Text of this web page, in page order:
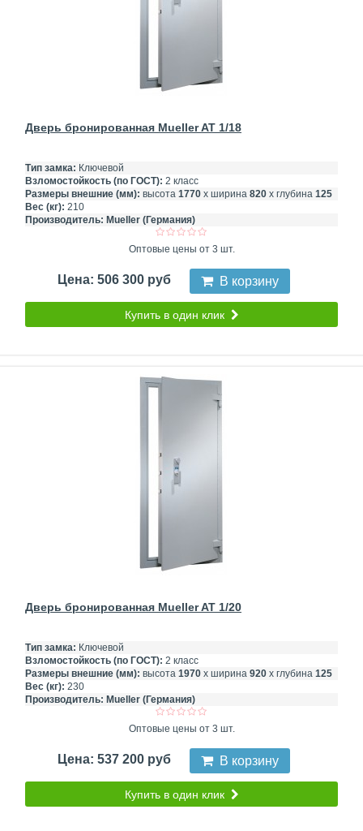
Дверь бронированная Mueller AT 1/18
Тип замка: Ключевой
Взломостойкость (по ГОСТ): 2 класс
Размеры внешние (мм): высота 1770 х ширина 820 х глубина 125
Вес (кг): 210
Производитель: Mueller (Германия)
Оптовые цены от 3 шт.
Цена: 506 300 руб В корзину
Купить в один клик
Дверь бронированная Mueller AT 1/20
Тип замка: Ключевой
Взломостойкость (по ГОСТ): 2 класс
Размеры внешние (мм): высота 1970 х ширина 920 х глубина 125
Вес (кг): 230
Производитель: Mueller (Германия)
Оптовые цены от 3 шт.
Цена: 537 200 руб В корзину
Купить в один клик